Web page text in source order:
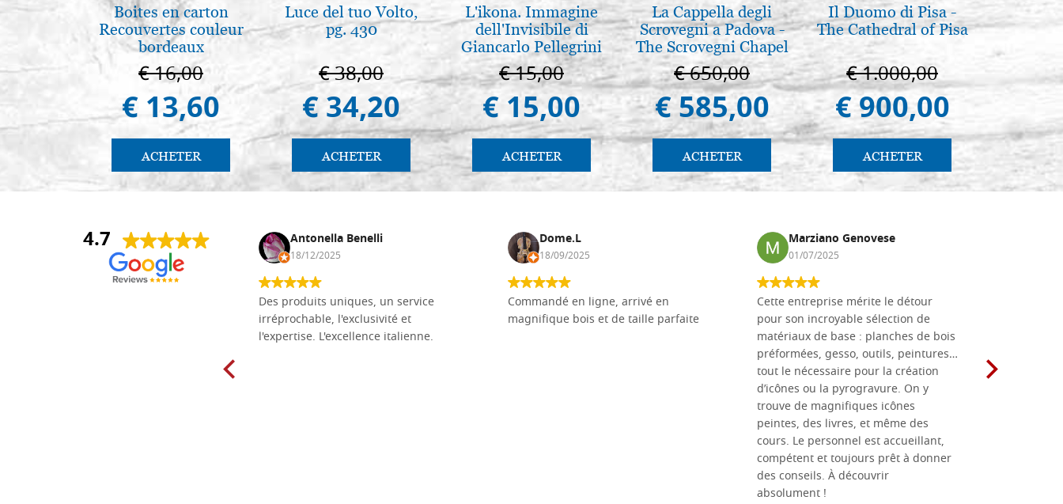
Boites en carton
Recouvertes couleur
bordeaux
€ 16,00
€ 13,60
ACHETER
Luce del tuo Volto,
pg. 430
€ 38,00
€ 34,20
ACHETER
L'ikona. Immagine
dell'Invisibile di
Giancarlo Pellegrini
€ 15,00
€ 15,00
ACHETER
La Cappella degli
Scrovegni a Padova -
The Scrovegni Chapel
in Padua
€ 650,00
€ 585,00
ACHETER
Il Duomo di Pisa -
The Cathedral of Pisa
€ 1.000,00
€ 900,00
ACHETER
€
€
4.7
Daniel Vandewalle Antonella Benelli
18/12/2025
Des produits uniques, un service
irréprochable, l'exclusivité et
l'expertise. L'excellence italienne.
Dome.L
18/09/2025
Commandé en ligne, arrivé en
magnifique bois et de taille parfaite
Marziano Genovese
01/07/2025
Cette entreprise mérite le détour
pour son incroyable sélection de
matériaux de base : planches de bois
préformées, gesso, outils, peintures…
tout le nécessaire pour la création
d’icônes ou la pyrogravure. On y
trouve de magnifiques icônes
peintes, des livres, et même des
cours. Le personnel est accueillant,
compétent et toujours prêt à donner
des conseils. À découvrir
absolument !